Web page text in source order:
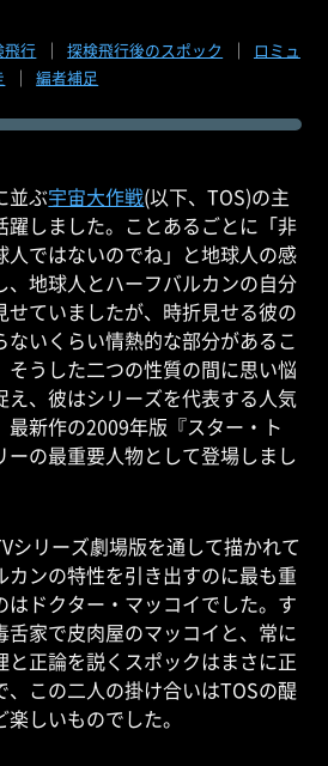
飛行 ｜ 探検飛行後のスポック ｜
ロミュ
｜ 編者補足
並ぶ宇宙大作戦(以下、TOS)の主
躍しました。ことあるごとに「非
人ではないのでね」と地球人の感
、地球人とハーフバルカンの自分
せていましたが、時折見せる彼の
いくらい情熱的な部分があるこ
そうした二つの性質の間に思い悩
え、彼はシリーズを代表する人気
最新作の2009年版『スター・ト
ーの最重要人物として登場しまし
シリーズ劇場版を通して描かれて
カンの特性を引き出すのに最も重
はドクター・マッコイでした。す
舌家で皮肉屋のマッコイと、常に
と正論を説くスポックはまさに正
、この二人の掛け合いはTOSの醍
しいものでした。